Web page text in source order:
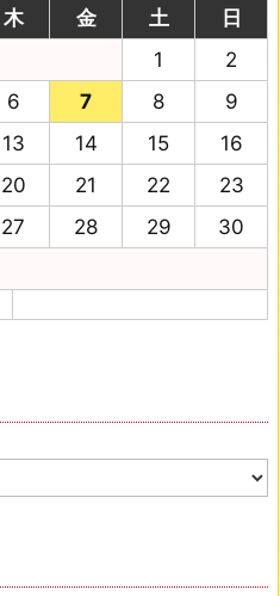
木 金 土
日
1
2
6 7 8
9
13 14 15
16
20 21 22
23
27 28 29
30